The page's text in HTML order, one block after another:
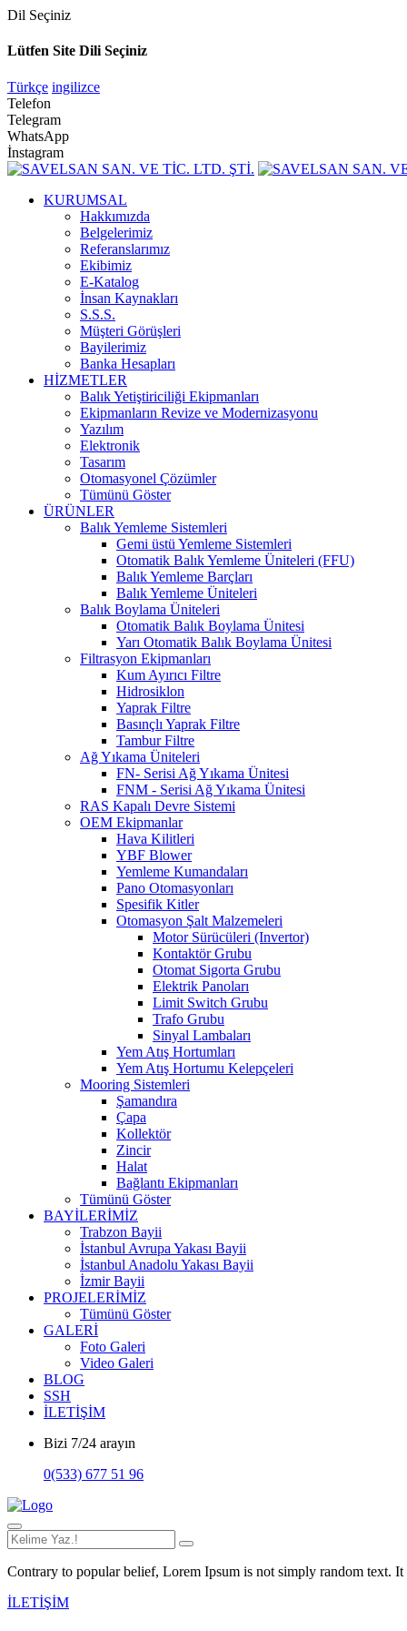
Dil Seçiniz
Lütfen Site Dili Seçiniz
Türkçe ingilizce
Telefon
Telegram
WhatsApp
İnstagram
KURUMSAL
Hakkımızda
Belgelerimiz
Referanslarımız
Ekibimiz
E-Katalog
İnsan Kaynakları
S.S.S.
Müşteri Görüşleri
Bayilerimiz
Banka Hesapları
HİZMETLER
Balık Yetiştiriciliği Ekipmanları
Ekipmanların Revize ve Modernizasyonu
Yazılım
Elektronik
Tasarım
Otomasyonel Çözümler
Tümünü Göster
ÜRÜNLER
Balık Yemleme Sistemleri
Gemi üstü Yemleme Sistemleri
Otomatik Balık Yemleme Üniteleri (FFU)
Balık Yemleme Barçları
Balık Yemleme Üniteleri
Balık Boylama Üniteleri
Otomatik Balık Boylama Ünitesi
Yarı Otomatik Balık Boylama Ünitesi
Filtrasyon Ekipmanları
Kum Ayırıcı Filtre
Hidrosiklon
Yaprak Filtre
Basınçlı Yaprak Filtre
Tambur Filtre
Ağ Yıkama Üniteleri
FN- Serisi Ağ Yıkama Ünitesi
FNM - Serisi Ağ Yıkama Ünitesi
RAS Kapalı Devre Sistemi
OEM Ekipmanlar
Hava Kilitleri
YBF Blower
Yemleme Kumandaları
Pano Otomasyonları
Spesifik Kitler
Otomasyon Şalt Malzemeleri
Motor Sürücüleri (Invertor)
Kontaktör Grubu
Otomat Sigorta Grubu
Elektrik Panoları
Limit Switch Grubu
Trafo Grubu
Sinyal Lambaları
Yem Atış Hortumları
Yem Atış Hortumu Kelepçeleri
Mooring Sistemleri
Şamandıra
Çapa
Kollektör
Zincir
Halat
Bağlantı Ekipmanları
Tümünü Göster
BAYİLERİMİZ
Trabzon Bayii
İstanbul Avrupa Yakası Bayii
İstanbul Anadolu Yakası Bayii
İzmir Bayii
PROJELERİMİZ
Tümünü Göster
GALERİ
Foto Galeri
Video Galeri
BLOG
SSH
İLETİŞİM
Bizi 7/24 arayın
0(533) 677 51 96
Contrary to popular belief, Lorem Ipsum is not simply random text.
İLETİŞİM